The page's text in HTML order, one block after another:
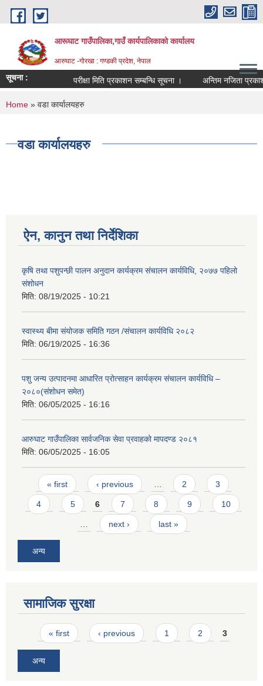
Skip to main content
आरूघाट गाउँपालिका,गाउँ कार्यपालिकाको कार्यालय
आरुघाट -गोरखा : गण्डकी प्रदेश, नेपाल
सूचना : परीक्षा मिति प्रकाशन सम्बन्धि सूचना । अन्तिम नजिता प्रकाशन
You are here
Home » वडा कार्यालयहरु
वडा कार्यालयहरु
ऐन, कानुन तथा निर्देशिका
कृषि तथा पशुपन्छी पालन अनुदान कार्यक्रम संचालन कार्यविधि, २०७७ पहिलो
संशोधन
मिति: 08/19/2025 - 10:21
स्वास्थ्य बीमा संयोजक समिति गठन /संचालन कार्यविधि २०८२
मिति: 06/19/2025 - 16:36
पशु जन्य उत्पादनमा आधारित प्रोत्साहन कार्यक्रम संचालन कार्यविधि –
२०८०(संशोधन समेत)
मिति: 06/05/2025 - 16:16
आरुघाट गाउँपालिका सार्वजनिक सेवा प्रवाहको मापदण्ड २०८१
मिति: 06/05/2025 - 16:05
Pages
« first ‹ previous 2 3
4 5 6 7 8 9 10
next › last »
अन्य
सामाजिक सुरक्षा
Pages
« first ‹ previous 1 2 3
अन्य